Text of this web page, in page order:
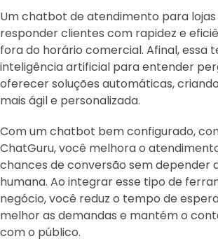
Um chatbot de atendimento para lojas
responder clientes com rapidez e
fora do horário comercial. Afinal, essa
inteligência artificial para entender
oferecer soluções automáticas,
mais ágil e personalizada.
Com um chatbot bem configurado,
ChatGuru, você melhora o
chances de conversão sem depender
humana. Ao integrar esse tipo de
negócio, você reduz o tempo de
melhor as demandas e mantém o
com o público.